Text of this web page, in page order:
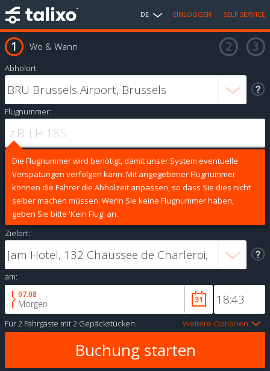
DE EINLOGGEN SELF SERVICE
Wo & Wann
Abholort:
Flugnummer:
Die Flugnummer wird benötigt, damit unser System eventuelle
Verspätungen verfolgen kann. Mit angegebener Flugnummer
können die Fahrer die Abholzeit anpassen, so dass Sie dies nicht
selber machen müssen. Wenn Sie keine Flugnummer haben,
geben Sie bitte 'Kein Flug' an.
Zielort:
am:
07.08
Morgen
Für2 Fahrgäste mit2 Gepäckstücken Weitere Optionen